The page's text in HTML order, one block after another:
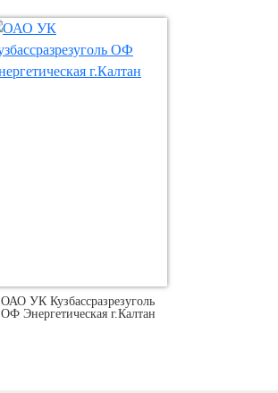
ОАО УК Кузбассразрезуголь
ОФ Энергетическая г.Калтан